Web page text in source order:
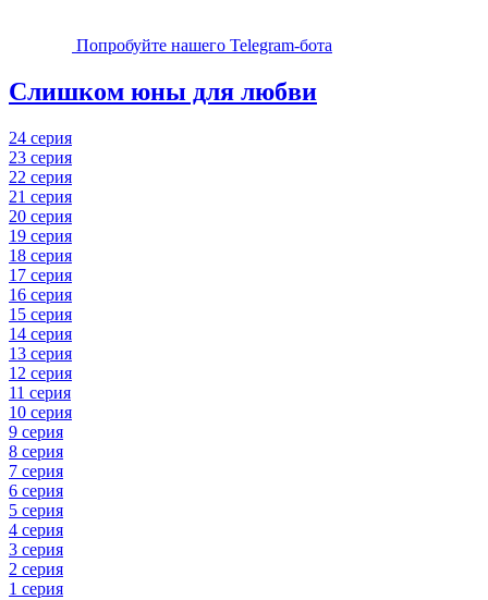
Попробуйте нашего Telegram-бота
Слишком юны для любви
24 серия
23 серия
22 серия
21 серия
20 серия
19 серия
18 серия
17 серия
16 серия
15 серия
14 серия
13 серия
12 серия
11 серия
10 серия
9 серия
8 серия
7 серия
6 серия
5 серия
4 серия
3 серия
2 серия
1 серия